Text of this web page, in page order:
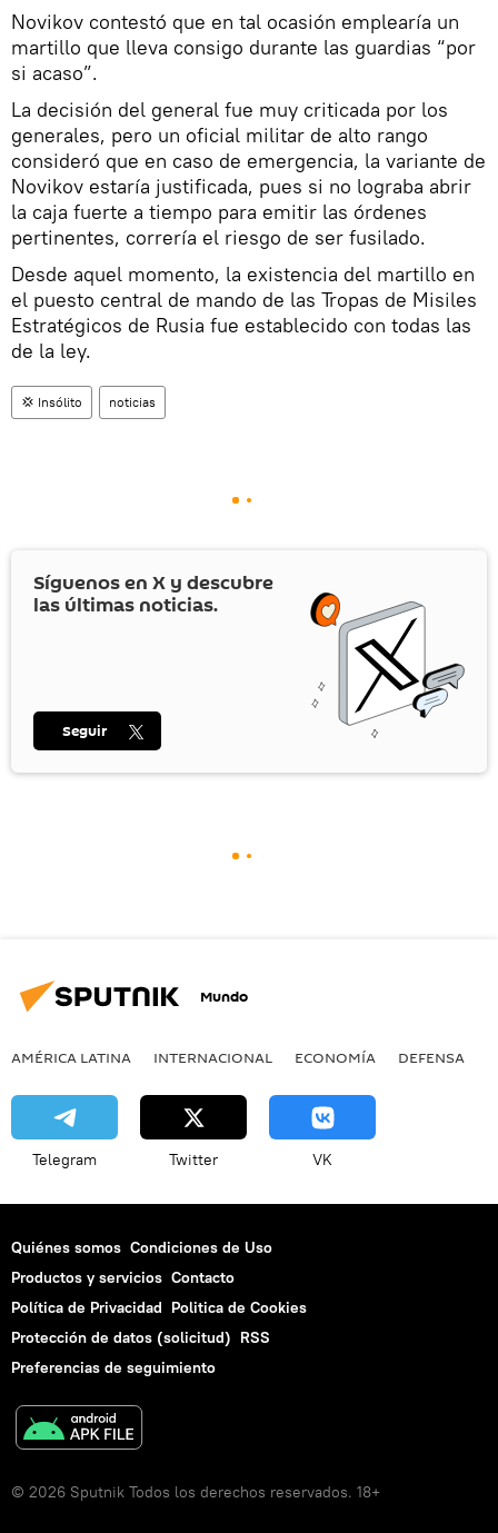
Novikov contestó que en tal ocasión emplearía un
martillo que lleva consigo durante las guardias “por
si acaso”.
La decisión del general fue muy criticada por los
generales, pero un oficial militar de alto rango
consideró que en caso de emergencia, la variante de
Novikov estaría justificada, pues si no lograba abrir
la caja fuerte a tiempo para emitir las órdenes
pertinentes, correría el riesgo de ser fusilado.
Desde aquel momento, la existencia del martillo en
el puesto central de mando de las Tropas de Misiles
Estratégicos de Rusia fue establecido con todas las
de la ley.
💢 Insólito noticias
Síguenos en X y descubre
las últimas noticias.
Seguir
Mundo
AMÉRICA LATINA INTERNACIONAL ECONOMÍA DEFENSA
Telegram Twitter VK
Quiénes somos Condiciones de Uso
Productos y servicios Contacto
Política de Privacidad Politica de Cookies
Protección de datos (solicitud) RSS
Preferencias de seguimiento
© 2026 Sputnik Todos los derechos reservados. 18+